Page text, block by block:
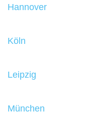
Hannover
Köln
Leipzig
München